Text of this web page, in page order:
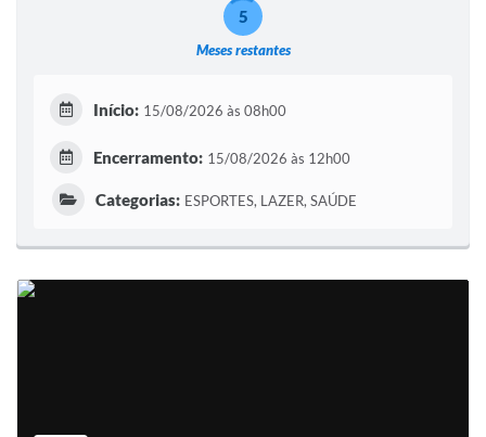
Meses restantes
5
Início: 15/08/2026 às 08h00
Encerramento: 15/08/2026 às 12h00
Categorias: ESPORTES, LAZER, SAÚDE